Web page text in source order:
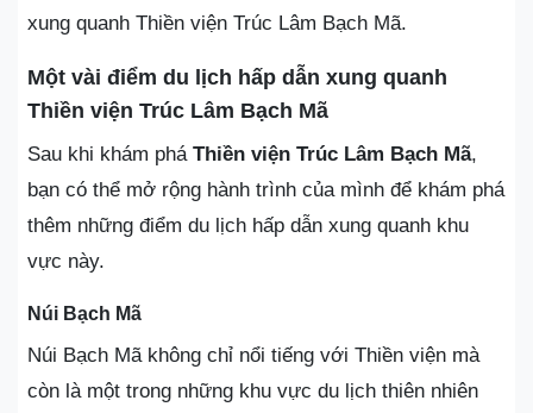
xung quanh Thiền viện Trúc Lâm Bạch Mã.
Một vài điểm du lịch hấp dẫn xung quanh
Thiền viện Trúc Lâm Bạch Mã
Sau khi khám phá Thiền viện Trúc Lâm Bạch Mã,
bạn có thể mở rộng hành trình của mình để khám phá
thêm những điểm du lịch hấp dẫn xung quanh khu
vực này.
Núi Bạch Mã
Núi Bạch Mã không chỉ nổi tiếng với Thiền viện mà
còn là một trong những khu vực du lịch thiên nhiên